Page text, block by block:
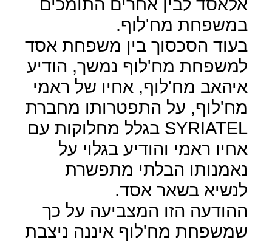
במשפחת מח'לוף.
בעוד הסכסוך בין משפחת אסד
למשפחת מח'לוף נמשך, הודיע
איהאב מח'לוף, אחיו של ראמי
מח'לוף, על התפטרותו מחברת
SYRIATEL בגלל מחלוקות עם
אחיו ראמי והודיע בגלוי על
נאמנותו הבלתי מתפשרת
לנשיא בשאר אסד.
ההודעה הזו המצביעה על כך
שמשפחת מח'לוף איננה ניצבת